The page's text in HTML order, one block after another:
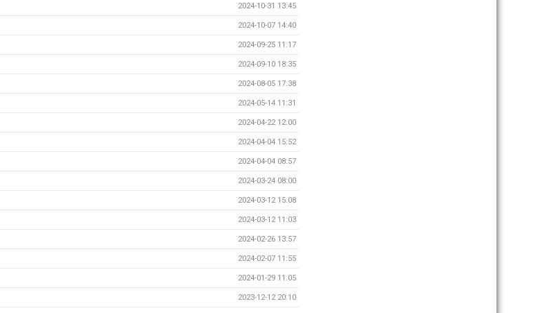
2024-10-31 13:45
2024-10-07 14:40
2024-09-25 11:17
2024-09-10 18:35
2024-08-05 17:38
2024-05-14 11:31
2024-04-22 12:00
2024-04-04 15:52
2024-04-04 08:57
2024-03-24 08:00
2024-03-12 15:08
2024-03-12 11:03
2024-02-26 13:57
2024-02-07 11:55
2024-01-29 11:05
2023-12-12 20:10